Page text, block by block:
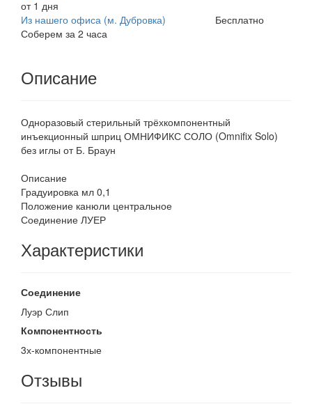
от 1 дня
Из нашего офиса (м. Дубровка)
Соберем за 2 часа
Бесплатно
Описание
Одноразовый стерильный трёхкомпонентный
инъекционный шприц ОМНИФИКС СОЛО (Omnifix Solo)
без иглы от Б. Браун
Описание
Градуировка мл 0,1
Положение канюли центральное
Соединение ЛУЕР
Характеристики
Соединение
Луэр Слип
Компонентность
3х-компонентные
Отзывы